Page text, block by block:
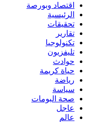
اقتصاد وبورصة
الرئيسية
تحقيقات
تقارير
تكنولوجيا
تليفزيون
حوادث
حياة كريمة
رياضة
سياسة
صحة البومات
عاجل
عالم